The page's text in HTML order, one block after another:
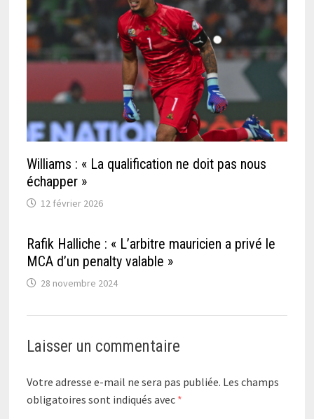
Williams : « La qualification ne doit pas nous
échapper »
12 février 2026
Rafik Halliche : « L’arbitre mauricien a privé le
MCA d’un penalty valable »
28 novembre 2024
Laisser un commentaire
Votre adresse e-mail ne sera pas publiée. Les champs
obligatoires sont indiqués avec *